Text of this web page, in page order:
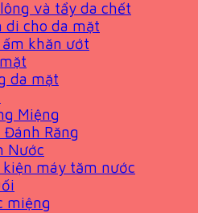
và tẩy da chết
di cho da mặt
khăn ướt
da mặt
Miệng
Đánh Răng
Nước
kiện máy tăm nước
miệng